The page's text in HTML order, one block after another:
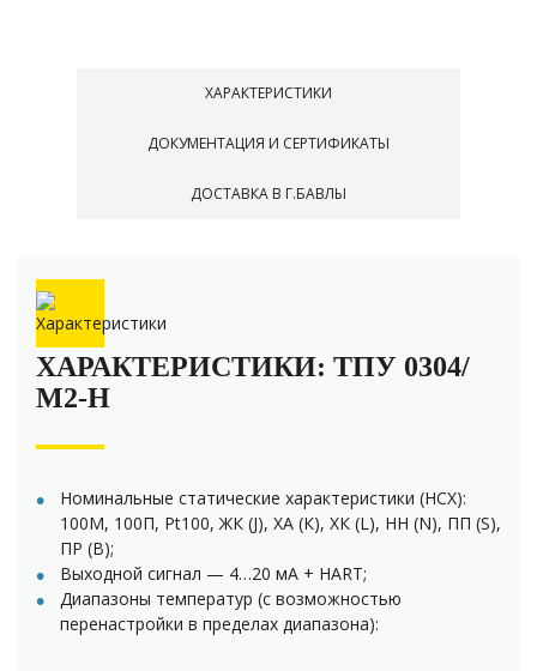
ХАРАКТЕРИСТИКИ
ДОКУМЕНТАЦИЯ И СЕРТИФИКАТЫ
ДОСТАВКА В Г.БАВЛЫ
ХАРАКТЕРИСТИКИ: ТПУ 0304/
М2-H
Номинальные статические характеристики (НСХ):
100М, 100П, Pt100, ЖК (J), ХА (К), ХК (L), НН (N), ПП (S),
ПР (B);
Выходной сигнал — 4…20 мА + HART;
Диапазоны температур (с возможностью
перенастройки в пределах диапазона):